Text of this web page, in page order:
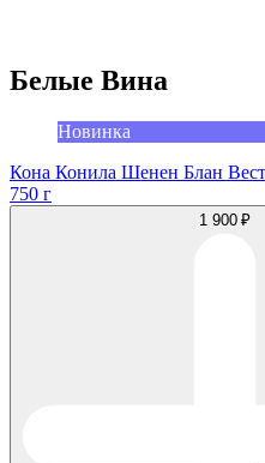
Белые Вина
Новинка
Кона Конила Шенен Блан
750 г
1 900 ₽